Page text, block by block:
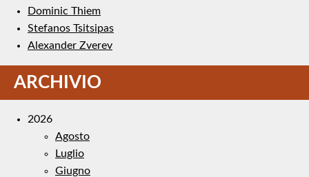
Dominic Thiem
Stefanos Tsitsipas
Alexander Zverev
ARCHIVIO
2026
Agosto
Luglio
Giugno